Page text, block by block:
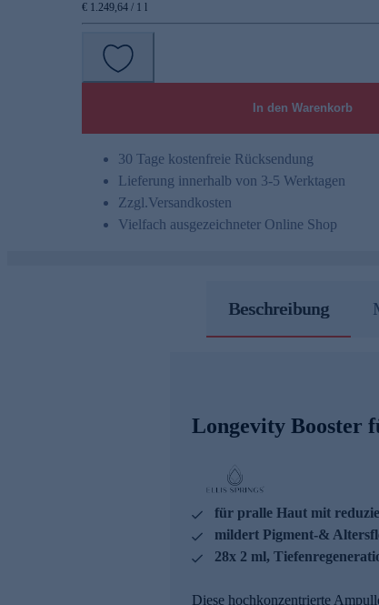
€ 1.249,64 / 1 l
In den Warenkorb
30 Tage kostenfreie Rücksendung
Lieferung innerhalb von 3-5 Werktagen
Zzgl.Versandkosten
Vielfach ausgezeichneter Online Shop
Beschreibung
Longevity Booster
für pralle Haut mit
mildert Pigment-&
28x 2 ml,
Diese hochkonzentrierte